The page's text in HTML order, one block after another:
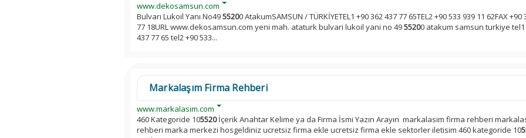
www.dekosamsun.com
Bulvarı Lukoil Yanı No4955200 AtakumSAMSUN / TÜRKİYETEL1 +90 362 437 77 65TEL2 +90 533 939 11 62FAX +90
77 18URL www.dekosamsun.com yeni mah. ataturk bulvari lukoil yani no 4955200 atakum samsun turkiye tel1
437 77 65 tel2 +90 533...
Markalaşım Firma Rehberi
www.markalasim.com
460 Kategoride 105520İçerik Anahtar Kelime ya da Firma İsmi Yazın Arayın markalasim firma rehberi
rehberi marka merkezi hosgeldiniz ucretsiz firma ekle ucretsiz firma ekle sektorler iletisim 460 kategoride 10